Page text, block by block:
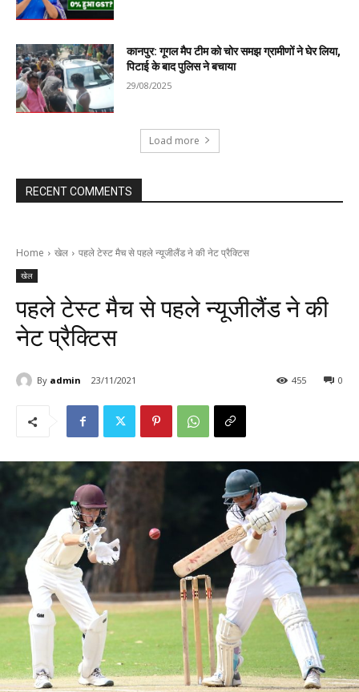
कानपुर: गूगल मैप टीम को चोर समझ ग्रामीणों ने घेर लिया,
पिटाई के बाद पुलिस ने बचाया
29/08/2025
Load more
RECENT COMMENTS